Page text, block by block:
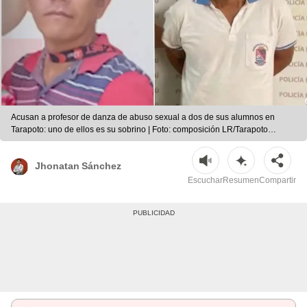
Acusan a profesor de danza de abuso sexual a dos de sus alumnos en
Tarapoto: uno de ellos es su sobrino | Foto: composición LR/Tarapoto
Noticias y Comentarios.
Jhonatan Sánchez
EscucharResumenCompartir